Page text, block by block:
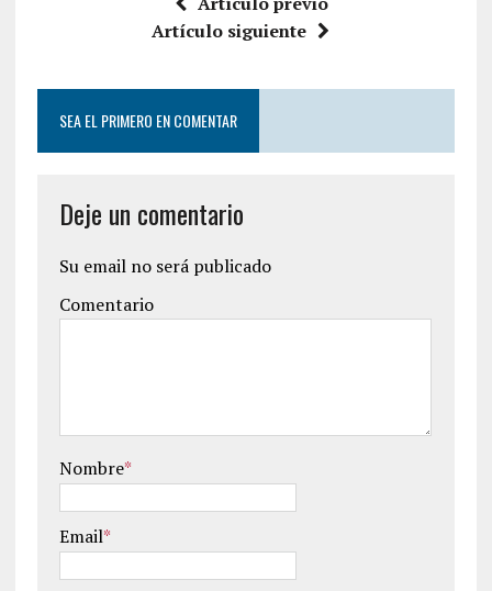
Artículo siguiente
SEA EL PRIMERO EN COMENTAR
Deje un comentario
Su email no será publicado
Comentario
Nombre*
Email*